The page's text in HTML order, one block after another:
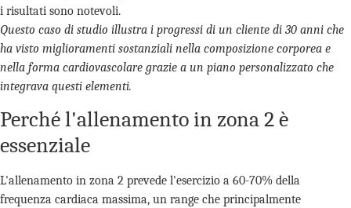
i risultati sono notevoli.
Questo caso di studio illustra i progressi di un cliente di 30 anni che
ha visto miglioramenti sostanziali nella composizione corporea e
nella forma cardiovascolare grazie a un piano personalizzato che
integrava questi elementi.
Perché l'allenamento in zona 2 è
essenziale
L'allenamento in zona 2 prevede l'esercizio a 60-70% della
frequenza cardiaca massima, un range che principalmente